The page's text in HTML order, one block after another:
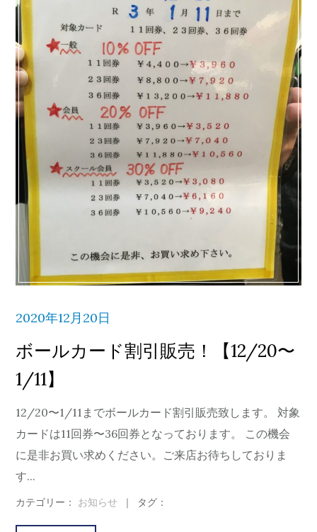
2020年12月20日
ボールカード割引販売！【12/20〜
1/11】
12/20〜1/11までボールカード割引販売致します。 対象
カードは11回券〜36回券となっております。 この機会
に是非お買い求めください。ご来店お待ちしておりま
す...
カテゴリー： お知らせ ｜ タグ：